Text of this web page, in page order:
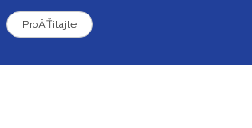
ProÄŤitajte